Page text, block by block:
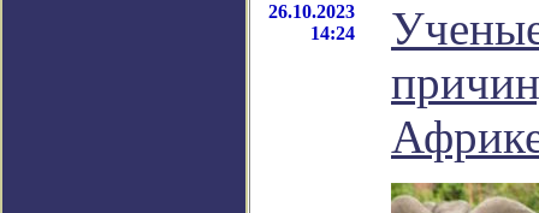
26.10.2023
14:24